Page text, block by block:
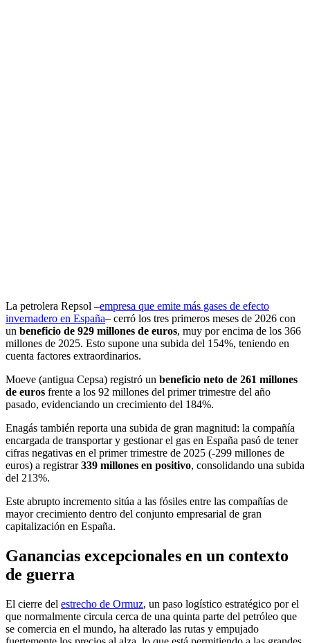
La petrolera Repsol –empresa que emite más gases de efecto
invernadero en España– cerró los tres primeros meses de 2026 con
un beneficio de 929 millones de euros, muy por encima de los 366
millones de 2025. Esto supone una subida del 154%, teniendo en
cuenta factores extraordinarios.
Moeve (antigua Cepsa) registró un beneficio neto de 261 millones
de euros frente a los 92 millones del primer trimestre del año
pasado, evidenciando un crecimiento del 184%.
Enagás también reporta una subida de gran magnitud: la compañía
encargada de transportar y gestionar el gas en España pasó de tener
cifras negativas en el primer trimestre de 2025 (-299 millones de
euros) a registrar339 millones en positivo, consolidando una subida
del 213%.
Este abrupto incremento sitúa a las fósiles entre las compañías de
mayor crecimiento dentro del conjunto empresarial de gran
capitalización en España.
Ganancias excepcionales en un contexto
de guerra
El cierre del estrecho de Ormuz, un paso logístico estratégico por el
que normalmente circula cerca de una quinta parte del petróleo que
se comercia en el mundo, ha alterado las rutas y empujado